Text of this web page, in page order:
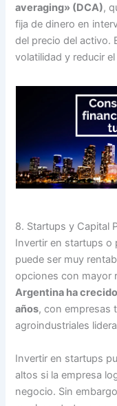
averaging» (DCA),
fija de dinero en
del precio del activo.
volatilidad y reducir
8. Startups y Capital
Invertir en startups o
puede ser muy
opciones con mayor
Argentina ha
años, con empresas
agroindustriales
Invertir en startups
altos si la empresa
negocio. Sin